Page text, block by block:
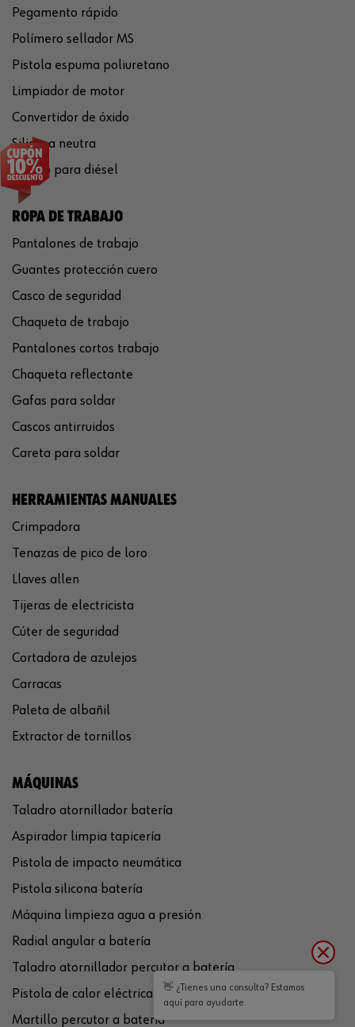
Pegamento rápido
Polímero sellador MS
Pistola espuma poliuretano
Limpiador de motor
Convertidor de óxido
Silicona neutra
Aditivo para diésel
ROPA DE TRABAJO
Pantalones de trabajo
Guantes protección cuero
Casco de seguridad
Chaqueta de trabajo
Pantalones cortos trabajo
Chaqueta reflectante
Gafas para soldar
Cascos antirruidos
Careta para soldar
HERRAMIENTAS MANUALES
Crimpadora
Tenazas de pico de loro
Llaves allen
Tijeras de electricista
Cúter de seguridad
Cortadora de azulejos
Carracas
Paleta de albañil
Extractor de tornillos
MÁQUINAS
Taladro atornillador batería
Aspirador limpia tapicería
Pistola de impacto neumática
Pistola silicona batería
Máquina limpieza agua a presión
Radial angular a batería
Taladro atornillador percutor a batería
Pistola de calor eléctrica
Martillo percutor a batería
👋 ¿Tienes una consulta? Estamos
aquí para ayudarte.